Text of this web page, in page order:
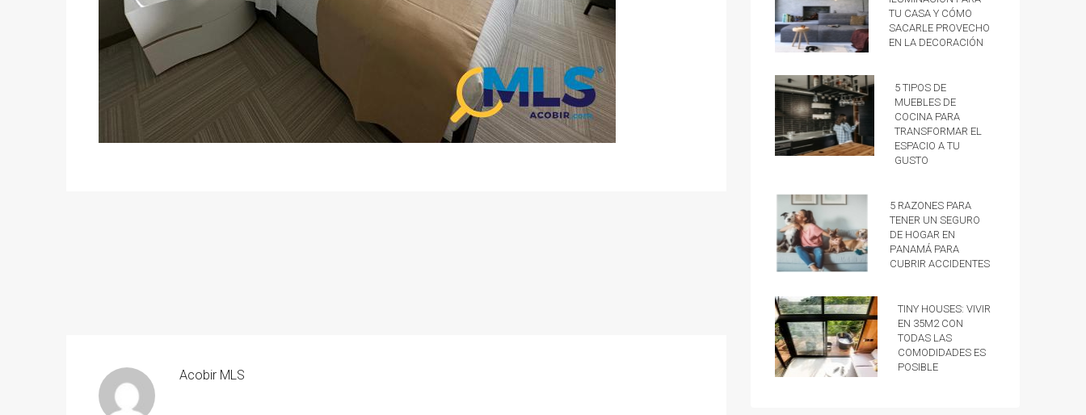
Acobir MLS
tu casa y cómo
sacarle provecho
en la decoración
5 tipos de
muebles de
cocina para
transformar el
espacio a tu
gusto
5 razones para
tener un Seguro
de hogar en
Panamá para
cubrir accidentes
Tiny Houses: vivir
en 35m2 con
todas las
comodidades es
posible